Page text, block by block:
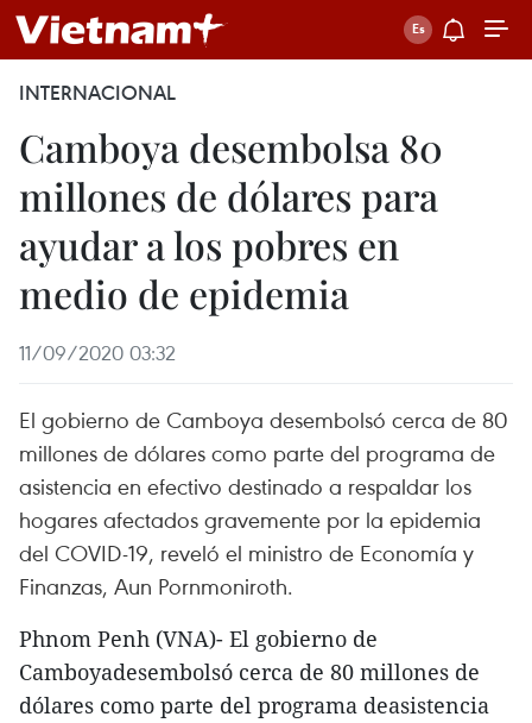
INTERNACIONAL
Camboya desembolsa 80
millones de dólares para
ayudar a los pobres en
medio de epidemia
11/09/2020 03:32
El gobierno de Camboya desembolsó cerca de 80
millones de dólares como parte del programa de
asistencia en efectivo destinado a respaldar los
hogares afectados gravemente por la epidemia
del COVID-19, reveló el ministro de Economía y
Finanzas, Aun Pornmoniroth.
Phnom Penh (VNA)- El gobierno de
Camboyadesembolsó cerca de 80 millones de
dólares como parte del programa deasistencia